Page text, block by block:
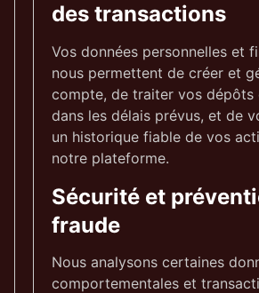
des transactions
Vos données personnelles et
nous permettent de créer et
compte, de traiter vos dépôts
dans les délais prévus, et de
un historique fiable de vos
notre plateforme.
Sécurité et
fraude
Nous analysons certaines
comportementales et